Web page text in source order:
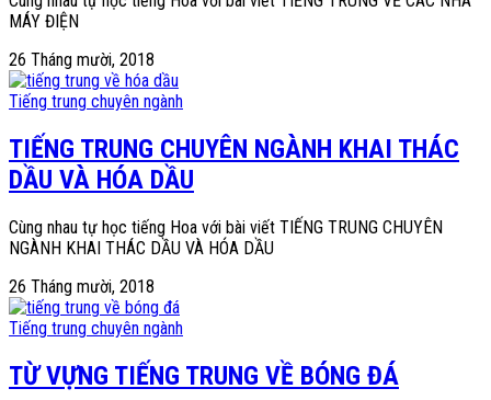
MÁY ĐIỆN
26 Tháng mười, 2018
Tiếng trung chuyên ngành
TIẾNG TRUNG CHUYÊN NGÀNH KHAI THÁC
DẦU VÀ HÓA DẦU
Cùng nhau tự học tiếng Hoa với bài viết TIẾNG TRUNG CHUYÊN
NGÀNH KHAI THÁC DẦU VÀ HÓA DẦU
26 Tháng mười, 2018
Tiếng trung chuyên ngành
TỪ VỰNG TIẾNG TRUNG VỀ BÓNG ĐÁ